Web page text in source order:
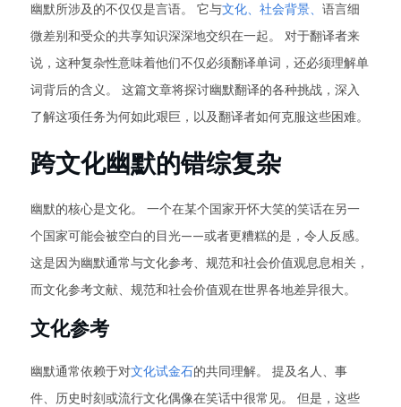
幽默所涉及的不仅仅是言语。 它与文化、社会背景、 语言细
微差别和受众的共享知识深深地交织在一起。 对于翻译者来
说，这种复杂性意味着他们不仅必须翻译单词，还必须理解单
词背后的含义。 这篇文章将探讨幽默翻译的各种挑战，深入
了解这项任务为何如此艰巨，以及翻译者如何克服这些困难。
跨文化幽默的错综复杂
幽默的核心是文化。 一个在某个国家开怀大笑的笑话在另一
个国家可能会被空白的目光——或者更糟糕的是，令人反感。
这是因为幽默通常与文化参考、规范和社会价值观息息相关，
而文化参考文献、规范和社会价值观在世界各地差异很大。
文化参考
幽默通常依赖于对文化试金石的共同理解。 提及名人、事
件、历史时刻或流行文化偶像在笑话中很常见。 但是，这些